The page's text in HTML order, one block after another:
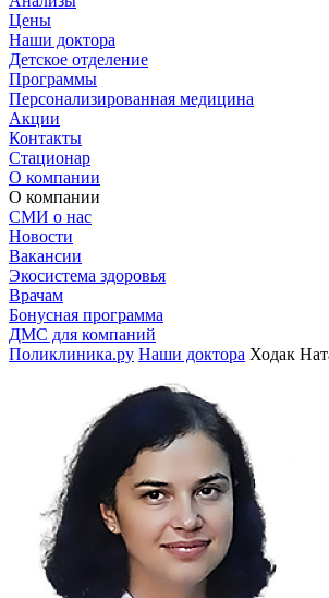
Цены
Наши доктора
Детское отделение
Программы
Персонализированная медицина
Акции
Контакты
Стационар
О компании
О компании
СМИ о нас
Новости
Вакансии
Экосистема здоровья
Врачам
Бонусная программа
ДМС для компаний
Поликлиника.ру Наши доктора Ходак